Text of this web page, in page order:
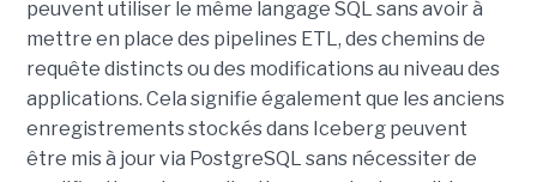
peuvent utiliser le même langage SQL sans avoir à
mettre en place des pipelines ETL, des chemins de
requête distincts ou des modifications au niveau des
applications. Cela signifie également que les anciens
enregistrements stockés dans Iceberg peuvent
être mis à jour via PostgreSQL sans nécessiter de